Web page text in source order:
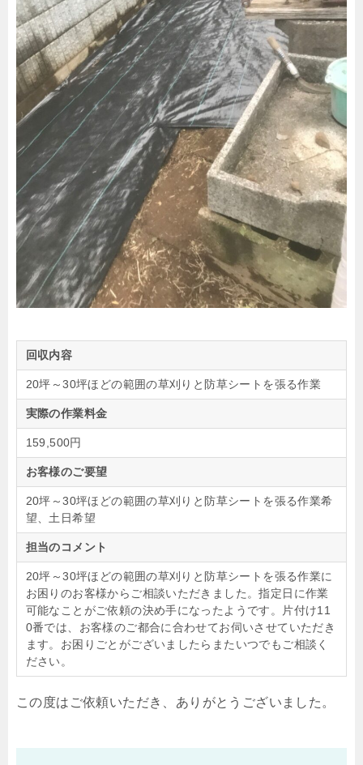
回収内容
20坪～30坪ほどの範囲の草刈りと防草シートを張る作業
実際の作業料金
159,500円
お客様のご要望
20坪～30坪ほどの範囲の草刈りと防草シートを張る作業希
望、土日希望
担当のコメント
20坪～30坪ほどの範囲の草刈りと防草シートを張る作業に
お困りのお客様からご相談いただきました。指定日に作業
可能なことがご依頼の決め手になったようです。片付け11
0番では、お客様のご都合に合わせてお伺いさせていただき
ます。お困りごとがございましたらまたいつでもご相談く
ださい。
この度はご依頼いただき、ありがとうございました。